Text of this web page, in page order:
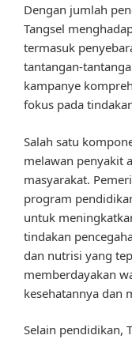
Dengan jumlah
Tangsel
termasuk
tantangan-
kampanye
fokus pada
Salah satu
melawan penyakit
masyarakat.
program
untuk
tindakan
dan nutrisi yang
memberdayakan
kesehatannya dan
Selain pendidikan,